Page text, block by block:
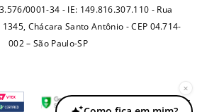
0001-34 - IE: 149.816.307.110 - Rua
Chácara Santo Antônio - CEP 04.714-
002 – São Paulo-SP
×